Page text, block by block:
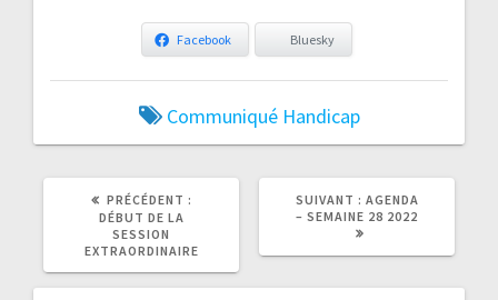
Facebook Bluesky
Communiqué Handicap
PRÉCÉDENT :
ARTICLE
PRÉCÉDENT
DÉBUT DE LA
SESSION
EXTRAORDINAIRE
SUIVANT :
ARTICLE
AGENDA
– SEMAINE 28 2022